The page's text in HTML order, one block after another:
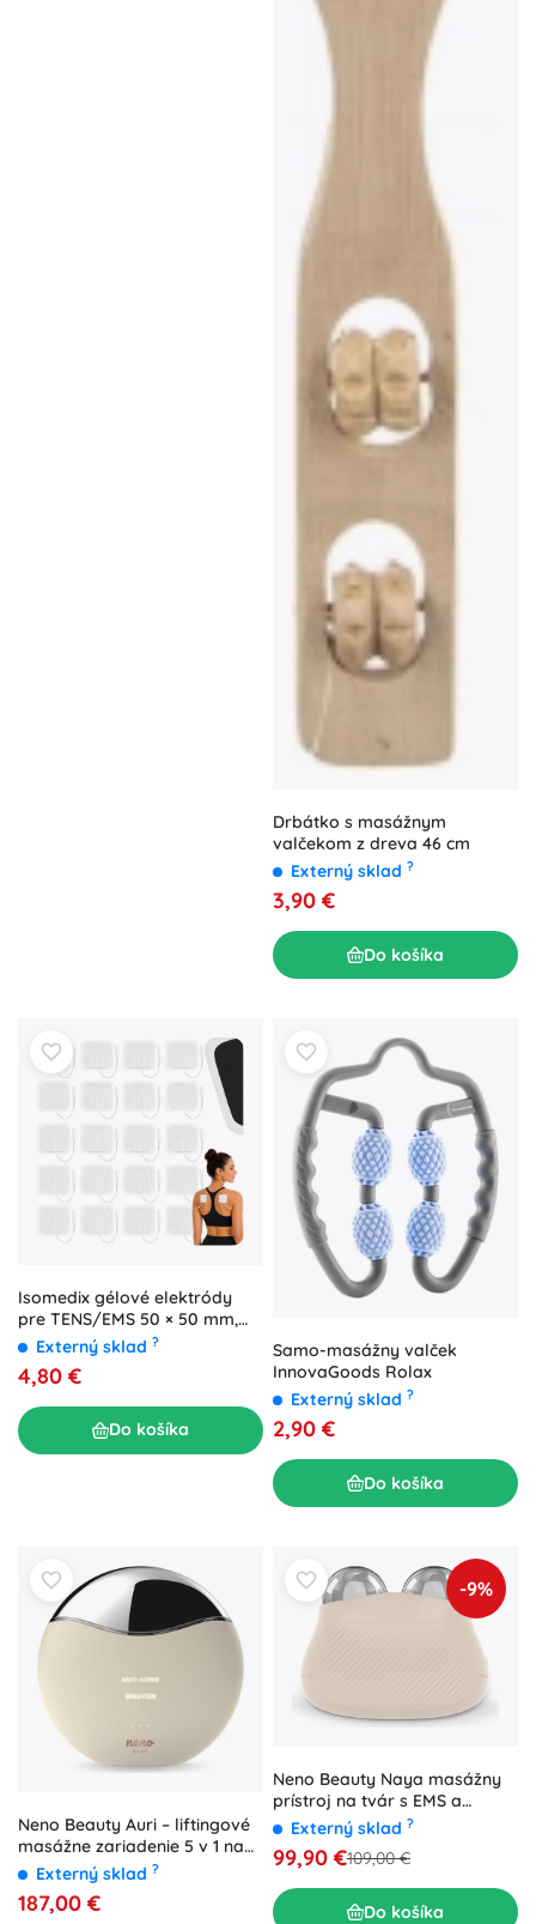
Drbátko s masážnym
valčekom z dreva 46 cm
Externý sklad ?
3,90 €
Do košíka
Isomedix gélové elektródy
pre TENS/EMS 50 × 50 mm,
pin 2 mm (20 ks)
Externý sklad ?
4,80 €
Do košíka
Samo-masážny valček
InnovaGoods Rolax
Externý sklad ?
2,90 €
Do košíka
Neno Beauty Auri – liftingové
masážne zariadenie 5 v 1 na
tvár a krk
Externý sklad ?
187,00 €
-9%
Neno Beauty Naya masážny
prístroj na tvár s EMS a
termoterapiou
Externý sklad ?
99,90 €109,00 €
Do košíka